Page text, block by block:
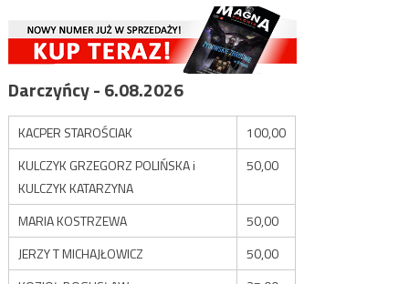
Darczyńcy - 6.08.2026
KACPER STAROŚCIAK
100,00
KULCZYK GRZEGORZ POLIŃSKA i
KULCZYK KATARZYNA
50,00
MARIA KOSTRZEWA
50,00
JERZY T MICHAJŁOWICZ
50,00